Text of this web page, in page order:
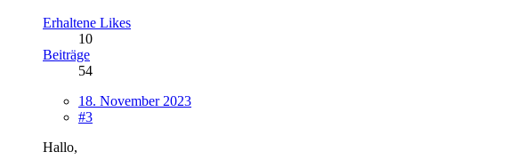
Erhaltene Likes
10
Beiträge
54
18. November 2023
#3
Hallo,